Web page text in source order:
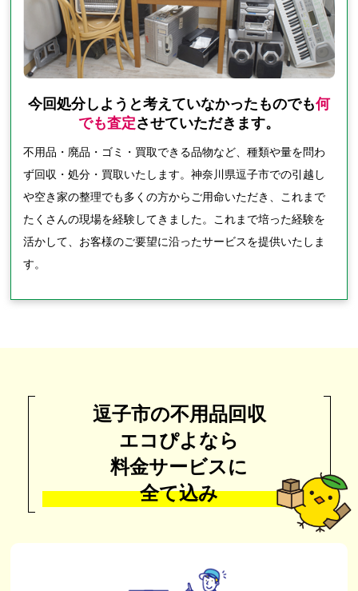
今回処分しようと考えていなかったものでも何
でも査定させていただきます。
不用品・廃品・ゴミ・買取できる品物など、種類や量を問わ
ず回収・処分・買取いたします。神奈川県逗子市での引越し
や空き家の整理でも多くの方からご用命いただき、これまで
たくさんの現場を経験してきました。これまで培った経験を
活かして、お客様のご要望に沿ったサービスを提供いたしま
す。
逗子市の不用品回収
エコぴよなら
料金サービスに
全て込み